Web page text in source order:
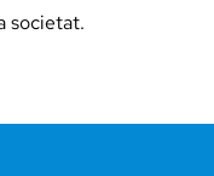
societat.